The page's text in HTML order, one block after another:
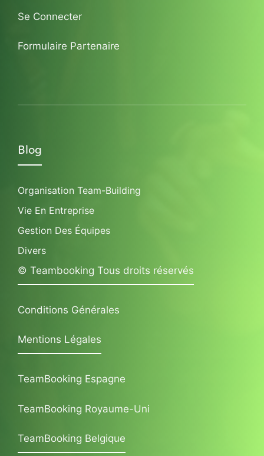
Se Connecter
Formulaire Partenaire
Blog
Organisation Team-Building
Vie En Entreprise
Gestion Des Équipes
Divers
© Teambooking Tous droits réservés
Conditions Générales
Mentions Légales
TeamBooking Espagne
TeamBooking Royaume-Uni
TeamBooking Belgique